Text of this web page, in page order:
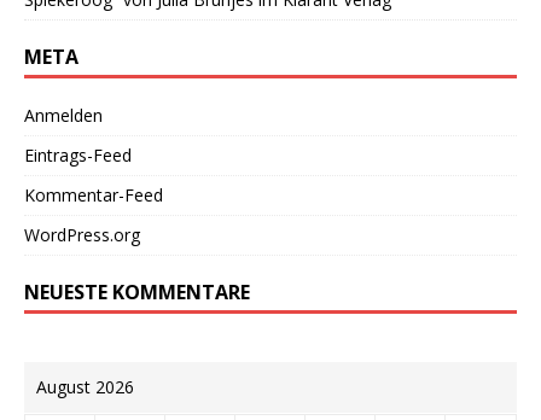
META
Anmelden
Eintrags-Feed
Kommentar-Feed
WordPress.org
NEUESTE KOMMENTARE
August 2026